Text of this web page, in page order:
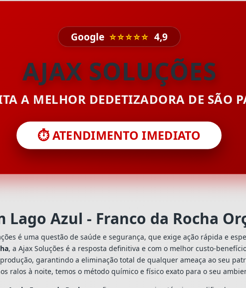
Google ⭐⭐⭐⭐⭐ 4,9
AJAX SOLUÇÕES
A MELHOR DEDETIZADORA DE SÃO
⏱️ ATENDIMENTO IMEDIATO
Lago Azul - Franco da Rocha
é uma questão de saúde e segurança, que exige ação rápida e
, a Ajax Soluções é a resposta definitiva e com o melhor custo-
garantindo a eliminação total de qualquer ameaça ao seu
ralos à noite, temos o método químico e físico exato para o seu